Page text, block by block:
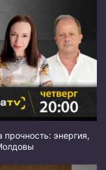
энергия,